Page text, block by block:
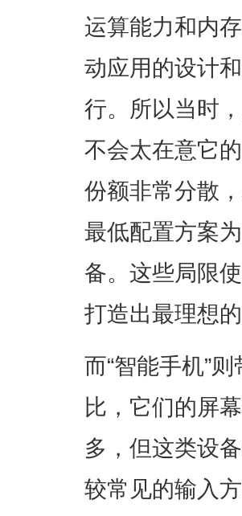
运算能力和内
动应用的设计
行。所以当时
不会太在意它
份额非常分散
最低配置方案
备。这些局限
打造出最理想的
而“智能手机”
比，它们的屏
多，但这类设
较常见的输入